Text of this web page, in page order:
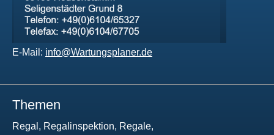
E-Mail: info@Wartungsplaner.de
Themen
Regal, Regalinspektion, Regale,